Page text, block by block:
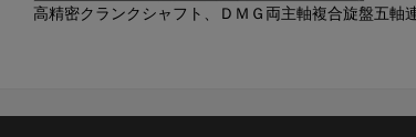
高精密クランクシャフト、ＤＭＧ両主軸複合旋盤五軸